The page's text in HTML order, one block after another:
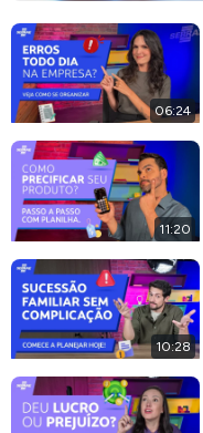
06:24
11:20
10:28